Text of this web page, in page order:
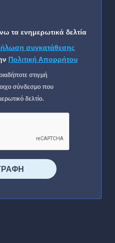
τα ενημερωτικά δελτία
συγκατάθεσης
Πολιτική Απορρήτου
στιγμή
σύνδεσμο που
δελτίο.